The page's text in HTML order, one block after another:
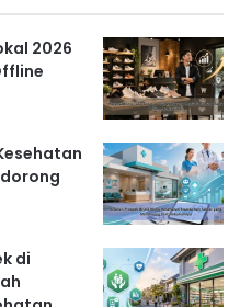
2026
di